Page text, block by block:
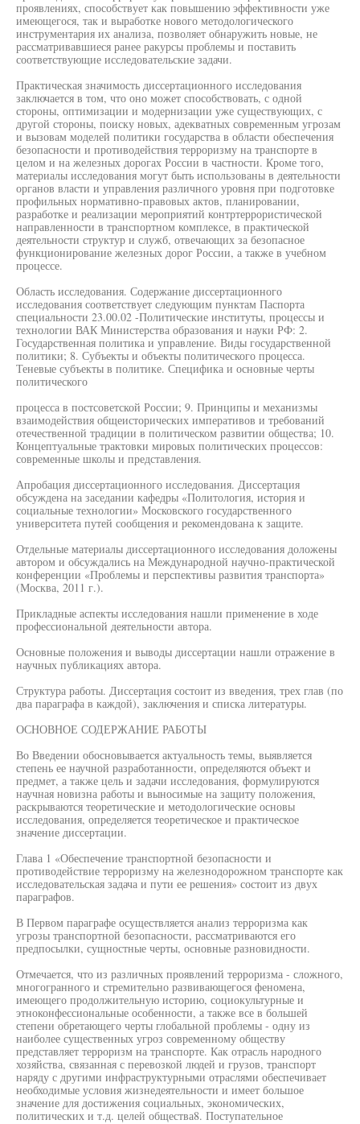
проявлениях, способствует как повышению эффективности уже
имеющегося, так и выработке нового методологического
инструментария их анализа, позволяет обнаружить новые, не
рассматривавшиеся ранее ракурсы проблемы и поставить
соответствующие исследовательские задачи.
Практическая значимость диссертационного исследования
заключается в том, что оно может способствовать, с одной
стороны, оптимизации и модернизации уже существующих, с
другой стороны, поиску новых, адекватных современным угрозам
и вызовам моделей политики государства в области обеспечения
безопасности и противодействия терроризму на транспорте в
целом и на железных дорогах России в частности. Кроме того,
материалы исследования могут быть использованы в деятельности
органов власти и управления различного уровня при подготовке
профильных нормативно-правовых актов, планировании,
разработке и реализации мероприятий контртеррористической
направленности в транспортном комплексе, в практической
деятельности структур и служб, отвечающих за безопасное
функционирование железных дорог России, а также в учебном
процессе.
Область исследования. Содержание диссертационного
исследования соответствует следующим пунктам Паспорта
специальности 23.00.02 -Политические институты, процессы и
технологии ВАК Министерства образования и науки РФ: 2.
Государственная политика и управление. Виды государственной
политики; 8. Субъекты и объекты политического процесса.
Теневые субъекты в политике. Специфика и основные черты
политического
процесса в постсоветской России; 9. Принципы и механизмы
взаимодействия общеисторических императивов и требований
отечественной традиции в политическом развитии общества; 10.
Концептуальные трактовки мировых политических процессов:
современные школы и представления.
Апробация диссертационного исследования. Диссертация
обсуждена на заседании кафедры «Политология, история и
социальные технологии» Московского государственного
университета путей сообщения и рекомендована к защите.
Отдельные материалы диссертационного исследования доложены
автором и обсуждались на Международной научно-практической
конференции «Проблемы и перспективы развития транспорта»
(Москва, 2011 г.).
Прикладные аспекты исследования нашли применение в ходе
профессиональной деятельности автора.
Основные положения и выводы диссертации нашли отражение в
научных публикациях автора.
Структура работы. Диссертация состоит из введения, трех глав (по
два параграфа в каждой), заключения и списка литературы.
ОСНОВНОЕ СОДЕРЖАНИЕ РАБОТЫ
Во Введении обосновывается актуальность темы, выявляется
степень ее научной разработанности, определяются объект и
предмет, а также цель и задачи исследования, формулируются
научная новизна работы и выносимые на защиту положения,
раскрываются теоретические и методологические основы
исследования, определяется теоретическое и практическое
значение диссертации.
Глава 1 «Обеспечение транспортной безопасности и
противодействие терроризму на железнодорожном транспорте как
исследовательская задача и пути ее решения» состоит из двух
параграфов.
В Первом параграфе осуществляется анализ терроризма как
угрозы транспортной безопасности, рассматриваются его
предпосылки, сущностные черты, основные разновидности.
Отмечается, что из различных проявлений терроризма - сложного,
многогранного и стремительно развивающегося феномена,
имеющего продолжительную историю, социокультурные и
этноконфессиональные особенности, а также все в большей
степени обретающего черты глобальной проблемы - одну из
наиболее существенных угроз современному обществу
представляет терроризм на транспорте. Как отрасль народного
хозяйства, связанная с перевозкой людей и грузов, транспорт
наряду с другими инфраструктурными отраслями обеспечивает
необходимые условия жизнедеятельности и имеет большое
значение для достижения социальных, экономических,
политических и т.д. целей общества8. Поступательное